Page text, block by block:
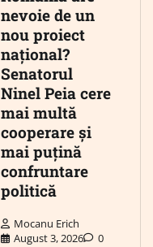
nevoie de un
nou proiect
național?
Senatorul
Ninel Peia cere
mai multă
cooperare și
mai puțină
confruntare
politică
Mocanu Erich
August 3, 2026
0